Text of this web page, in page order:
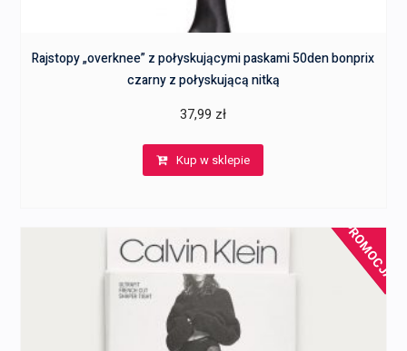
Rajstopy „overknee” z połyskującymi paskami 50den bonprix
czarny z połyskującą nitką
37,99 zł
Kup w sklepie
PROMOCJA!